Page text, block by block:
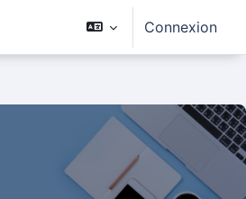
Connexion